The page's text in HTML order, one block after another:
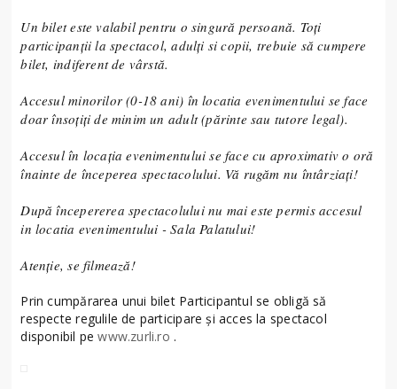
Un bilet este valabil pentru o singură persoană. Toți
participanții la spectacol, adulţi si copii, trebuie să cumpere
bilet, indiferent de vârstă.
Accesul minorilor (0-18 ani) în locatia evenimentului se face
doar însoțiți de minim un adult (părinte sau tutore legal).
Accesul în locația evenimentului se face cu aproximativ o oră
înainte de începerea spectacolului. Vă rugăm nu întârziați!
După începererea spectacolului nu mai este permis accesul
in locatia evenimentului - Sala Palatului!
Atenție, se filmează!
Prin cumpărarea unui bilet Participantul se obligă să
respecte regulile de participare și acces la spectacol
disponibil pewww.zurli.ro .